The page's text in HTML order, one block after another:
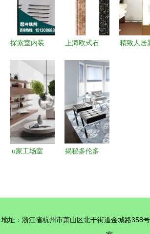
高性价比天
花板
+品牌大全
探索室内装
如何挑选最
适合你的装
修材料
上海欧式石
景墙 定制
式解决方案
精致人居
u家工场室
揭秘多伦多
品味与奢华
地址：浙江省杭州市萧山区北干街道金城路358